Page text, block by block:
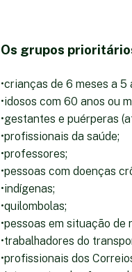
Os grupos
•crianças de 6 meses a 5
•idosos com 60 anos ou
•gestantes e puérperas
•profissionais da saúde;
•professores;
•pessoas com doenças
•indígenas;
•quilombolas;
•pessoas em situação de
•trabalhadores do
•profissionais dos